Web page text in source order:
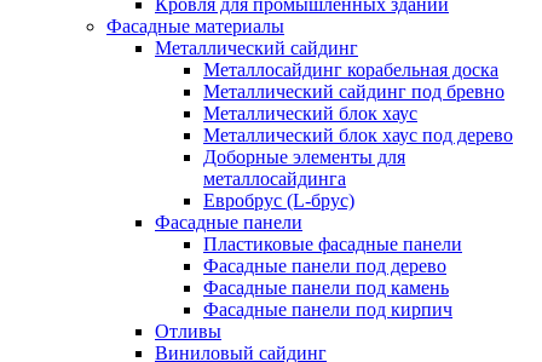
Кровля для промышленных зданий
Фасадные материалы
Металлический сайдинг
Металлосайдинг корабельная доска
Металлический сайдинг под бревно
Металлический блок хаус
Металлический блок хаус под дерево
Доборные элементы для
металлосайдинга
Евробрус (L-брус)
Фасадные панели
Пластиковые фасадные панели
Фасадные панели под дерево
Фасадные панели под камень
Фасадные панели под кирпич
Отливы
Виниловый сайдинг